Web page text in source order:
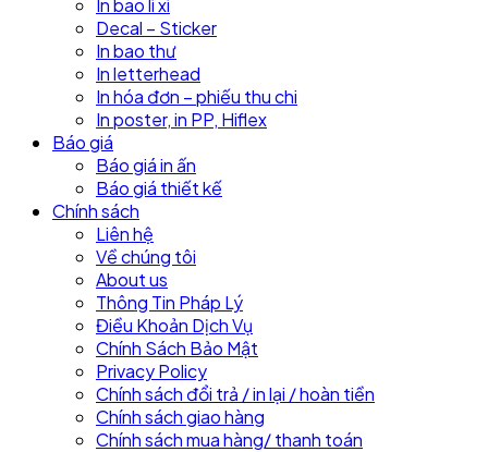
Decal – Sticker
In bao thư
In letterhead
In hóa đơn – phiếu thu chi
In poster, in PP, Hiflex
Báo giá
Báo giá in ấn
Báo giá thiết kế
Chính sách
Liên hệ
Về chúng tôi
About us
Thông Tin Pháp Lý
Điều Khoản Dịch Vụ
Chính Sách Bảo Mật
Privacy Policy
Chính sách đổi trả / in lại / hoàn tiền
Chính sách giao hàng
Chính sách mua hàng/ thanh toán